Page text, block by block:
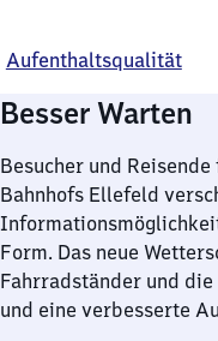
Aufenthaltsqualität
Besser Warten
Besucher und
Bahnhofs Ellefeld
Form. Das neue
Fahrradständer und
und eine verbesserte